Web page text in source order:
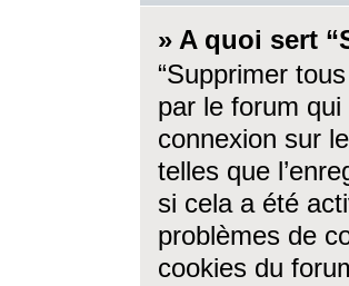
» A quoi sert
“Supprimer
par le forum
connexion sur
telles que
si cela a été
problèmes de
cookies du